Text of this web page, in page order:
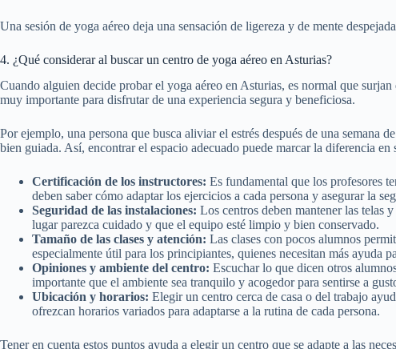
Una sesión de yoga aéreo deja una sensación de ligereza y de mente
4. ¿Qué considerar al buscar un centro de yoga aéreo en Asturias?
Cuando alguien decide probar el yoga aéreo en Asturias, es normal que
muy importante para disfrutar de una experiencia segura y beneficiosa.
Por ejemplo, una persona que busca aliviar el estrés después de una semana
bien guiada. Así, encontrar el espacio adecuado puede marcar la diferencia en
Certificación de los instructores: Es fundamental que los profesores
deben saber cómo adaptar los ejercicios a cada persona y asegurar la
Seguridad de las instalaciones: Los centros deben mantener las telas
lugar parezca cuidado y que el equipo esté limpio y bien conservado.
Tamaño de las clases y atención: Las clases con pocos alumnos
especialmente útil para los principiantes, quienes necesitan más ayuda
Opiniones y ambiente del centro: Escuchar lo que dicen otros
importante que el ambiente sea tranquilo y acogedor para sentirse a
Ubicación y horarios: Elegir un centro cerca de casa o del trabajo
ofrezcan horarios variados para adaptarse a la rutina de cada persona.
Tener en cuenta estos puntos ayuda a elegir un centro que se adapte a las